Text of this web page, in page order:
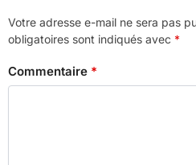
Votre adresse e-mail ne sera pas
obligatoires sont indiqués avec *
Commentaire *